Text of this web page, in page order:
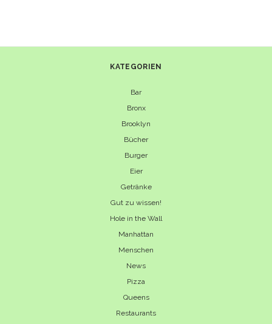
KATEGORIEN
Bar
Bronx
Brooklyn
Bücher
Burger
Eier
Getränke
Gut zu wissen!
Hole in the Wall
Manhattan
Menschen
News
Pizza
Queens
Restaurants